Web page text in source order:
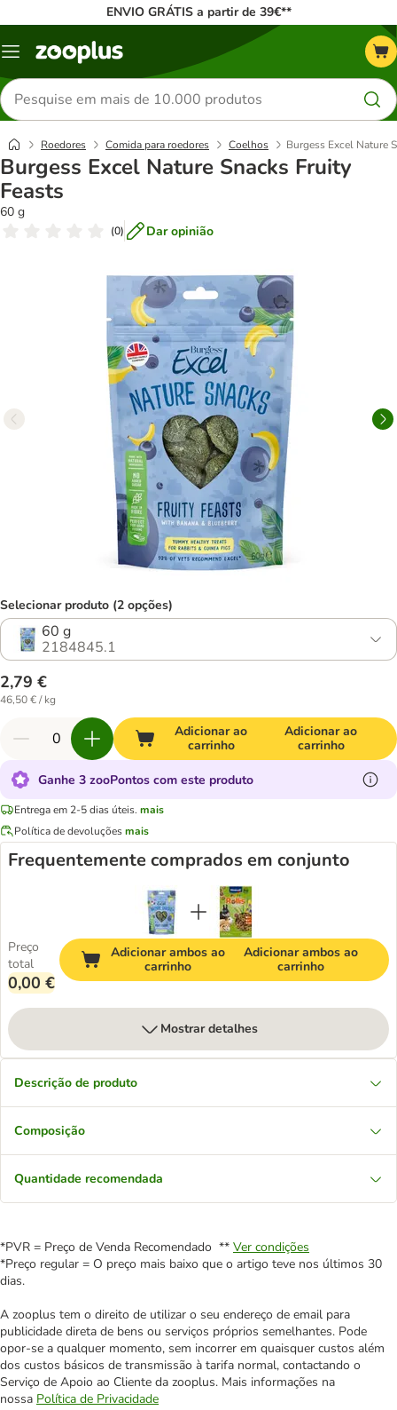
ENVIO GRÁTIS a partir de 39€**
Menu
Pesquisar
produtos
Roedores Comida para roedores Coelhos Burgess Excel Nature
Burgess Excel Nature Snacks Fruity
Feasts
60 g
(0) Dar opinião
Selecionar produto (2 opções)
60 g
2184845.1
2,79 €
46,50 € / kg
Adicionar ao
carrinho
Adicionar ao
carrinho
Ganhe 3 zooPontos com este produto
Entrega em 2-5 dias úteis. mais
Política de devoluçõesmais
Frequentemente comprados em conjunto
Preço
total
0,00 €
Adicionar ambos ao
carrinho
Adicionar ambos ao
carrinho
Mostrar detalhes
Descrição de produto
Composição
Quantidade recomendada
*PVR = Preço de Venda Recomendado ** Ver condições
*Preço regular = O preço mais baixo que o artigo teve nos últimos 30
dias.
A zooplus tem o direito de utilizar o seu endereço de email para
publicidade direta de bens ou serviços próprios semelhantes. Pode
opor-se a qualquer momento, sem incorrer em quaisquer custos além
dos custos básicos de transmissão à tarifa normal, contactando o
Serviço de Apoio ao Cliente da zooplus. Mais informações na
nossa Política de Privacidade